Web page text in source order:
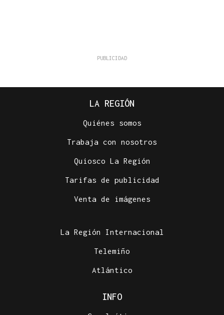
LA REGIÓN
Quiénes somos
Trabaja con nosotros
Quiosco La Región
Tarifas de publicidad
Venta de imágenes
La Región Internacional
Telemiño
Atlántico
INFO